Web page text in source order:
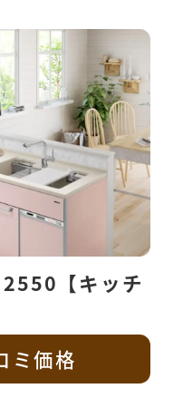
【キッチ
ミ価格